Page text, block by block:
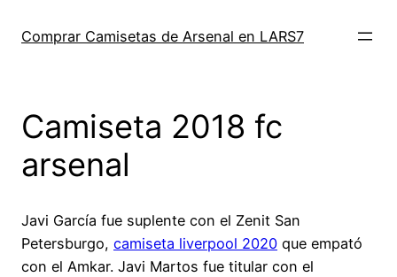
Comprar Camisetas de Arsenal en LARS7
Camiseta 2018 fc
arsenal
Javi García fue suplente con el Zenit San
Petersburgo, camiseta liverpool 2020 que empató
con el Amkar. Javi Martos fue titular con el